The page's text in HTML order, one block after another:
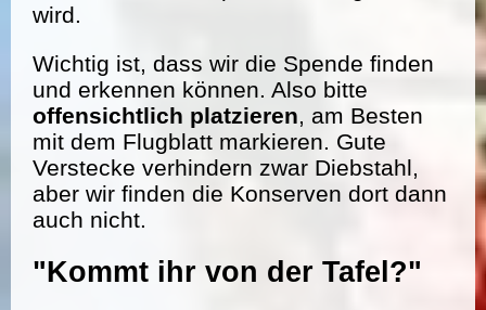
wird.
Wichtig ist, dass wir die Spende finden
und erkennen können. Also bitte
offensichtlich platzieren, am Besten
mit dem Flugblatt markieren. Gute
Verstecke verhindern zwar Diebstahl,
aber wir finden die Konserven dort dann
auch nicht.
"Kommt ihr von der Tafel?"